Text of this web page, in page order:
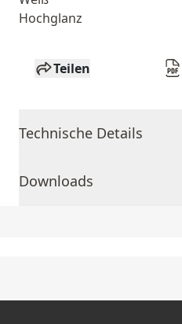
Hochglanz
Teilen
Technische Details
Downloads